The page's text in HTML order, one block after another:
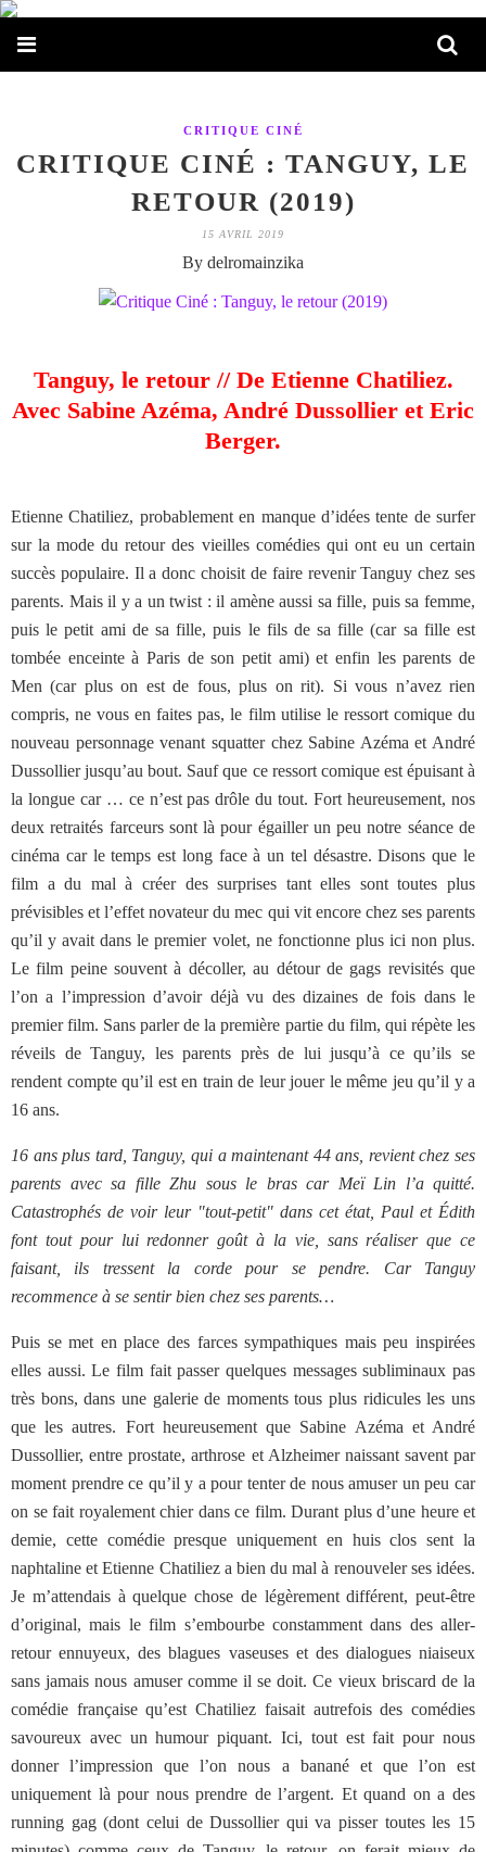
CRITIQUE CINÉ
CRITIQUE CINÉ : TANGUY, LE
RETOUR (2019)
15 AVRIL 2019
By delromainzika
Tanguy, le retour // De Etienne Chatiliez.
Avec Sabine Azéma, André Dussollier et Eric
Berger.
Etienne Chatiliez, probablement en manque d’idées tente de surfer
sur la mode du retour des vieilles comédies qui ont eu un certain
succès populaire. Il a donc choisit de faire revenir Tanguy chez ses
parents. Mais il y a un twist : il amène aussi sa fille, puis sa femme,
puis le petit ami de sa fille, puis le fils de sa fille (car sa fille est
tombée enceinte à Paris de son petit ami) et enfin les parents de
Men (car plus on est de fous, plus on rit). Si vous n’avez rien
compris, ne vous en faites pas, le film utilise le ressort comique du
nouveau personnage venant squatter chez Sabine Azéma et André
Dussollier jusqu’au bout. Sauf que ce ressort comique est épuisant à
la longue car … ce n’est pas drôle du tout. Fort heureusement, nos
deux retraités farceurs sont là pour égailler un peu notre séance de
cinéma car le temps est long face à un tel désastre. Disons que le
film a du mal à créer des surprises tant elles sont toutes plus
prévisibles et l’effet novateur du mec qui vit encore chez ses parents
qu’il y avait dans le premier volet, ne fonctionne plus ici non plus.
Le film peine souvent à décoller, au détour de gags revisités que
l’on a l’impression d’avoir déjà vu des dizaines de fois dans le
premier film. Sans parler de la première partie du film, qui répète les
réveils de Tanguy, les parents près de lui jusqu’à ce qu’ils se
rendent compte qu’il est en train de leur jouer le même jeu qu’il y a
16 ans.
16 ans plus tard, Tanguy, qui a maintenant 44 ans, revient chez ses
parents avec sa fille Zhu sous le bras car Meï Lin l’a quitté.
Catastrophés de voir leur "tout-petit" dans cet état, Paul et Édith
font tout pour lui redonner goût à la vie, sans réaliser que ce
faisant, ils tressent la corde pour se pendre. Car Tanguy
recommence à se sentir bien chez ses parents…
Puis se met en place des farces sympathiques mais peu inspirées
elles aussi. Le film fait passer quelques messages subliminaux pas
très bons, dans une galerie de moments tous plus ridicules les uns
que les autres. Fort heureusement que Sabine Azéma et André
Dussollier, entre prostate, arthrose et Alzheimer naissant savent par
moment prendre ce qu’il y a pour tenter de nous amuser un peu car
on se fait royalement chier dans ce film. Durant plus d’une heure et
demie, cette comédie presque uniquement en huis clos sent la
naphtaline et Etienne Chatiliez a bien du mal à renouveler ses idées.
Je m’attendais à quelque chose de légèrement différent, peut-être
d’original, mais le film s’embourbe constamment dans des aller-
retour ennuyeux, des blagues vaseuses et des dialogues niaiseux
sans jamais nous amuser comme il se doit. Ce vieux briscard de la
comédie française qu’est Chatiliez faisait autrefois des comédies
savoureux avec un humour piquant. Ici, tout est fait pour nous
donner l’impression que l’on nous a banané et que l’on est
uniquement là pour nous prendre de l’argent. Et quand on a des
running gag (dont celui de Dussollier qui va pisser toutes les 15